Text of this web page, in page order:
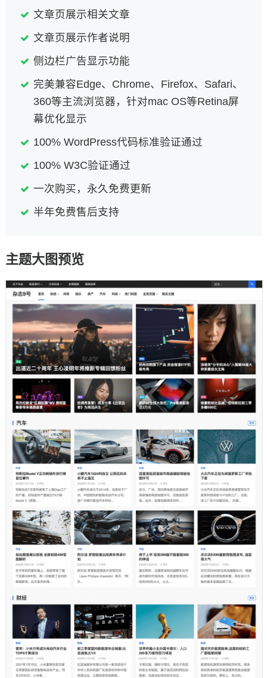
文章页展示相关文章
文章页展示作者说明
侧边栏广告显示功能
完美兼容Edge、Chrome、Firefox、Safari、
360等主流浏览器，针对mac OS等Retina屏
幕优化显示
100% WordPress代码标准验证通过
100% W3C验证通过
一次购买，永久免费更新
半年免费售后支持
主题大图预览